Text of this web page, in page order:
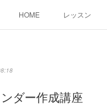
HOME レッスン
ダー作成講座